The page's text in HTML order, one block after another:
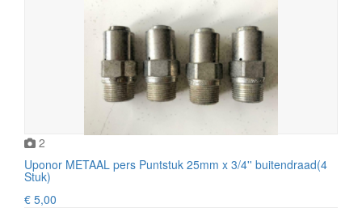
2
Uponor METAAL pers Puntstuk 25mm x 3/4'' buitendraad(4
Stuk)
€ 5,00